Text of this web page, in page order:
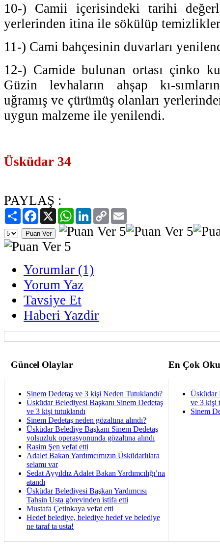
10-) Camii içerisindeki tarihi
yerlerinden itina ile sökülüp
11-) Cami bahçesinin duvarları
12-) Camide bulunan ortası çinko
Güzin levhaların ahşap kı-
uğramış ve çürümüş olanları
uygun malzeme ile yenilendi.
Üsküdar 34
PAYLAŞ :
PaylaşFacebook
X WhatsAppLinkedIn
Copy
Link
Yorumlar (1)
Yorum Yaz
Tavsiye Et
Haberi Yazdir
Güncel Olaylar En Çok
Sinem Dedetaş ve 3 kişi Neden Tutuklandı?
Üsküdar Belediyesi Başkanı Sinem Dedetaş
ve 3 kişi tutuklandı
Sinem Dedetaş neden gözaltına alındı?
Üsküdar Belediye Başkanı Sinem Dedetaş
yolsuzluk operasyonunda gözaltına alındı
Rasim Şen vefat etti
Adalet Bakan Yardımcımızın Üsküdarlılara
selamı var
Sedat Ayyıldız Adalet Bakan Yardımcılığı’na
atandı
Üsküdar Belediyesi Başkan Yardımcısı
Tahsin Usta görevinden istifa etti
Mustafa Çetinkaya vefat etti
Hedef belediye, belediye hedef ve belediye
ne taraf ta usta!
Üsküdar
ve 3 kişi
Sinem